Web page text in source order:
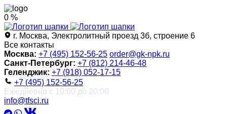
0 %
г. Москва, Электролитный проезд 3б, строение 6
Все контакты
Москва: +7 (495) 152-56-25 order@gk-npk.ru
Санкт-Петербург: +7 (812) 214-46-48
Геленджик: +7 (918) 052-17-15
+7 (495) 152-56-25
Ежедневно с 10:00 до 20:00
info@tfsci.ru